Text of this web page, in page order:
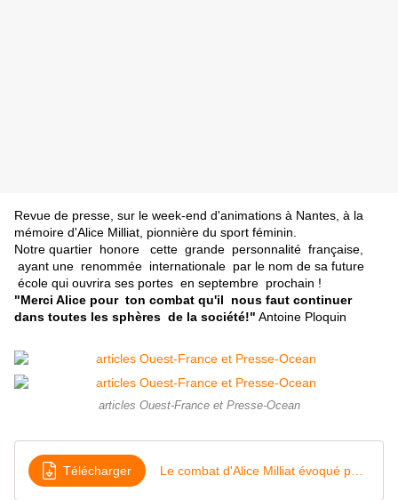
Revue de presse, sur le week-end d'animations à Nantes, à la
mémoire d'Alice Milliat, pionnière du sport féminin.
Notre quartier honore cette grande personnalité française,
ayant une renommée internationale par le nom de sa future
école qui ouvrira ses portes en septembre prochain !
"Merci Alice pour ton combat qu'il nous faut continuer
dans toutes les sphères de la société!" Antoine Ploquin
articles Ouest-France et Presse-Ocean
Télécharger